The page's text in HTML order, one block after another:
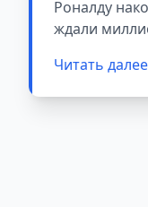
Роналду
ждали
сделал
Читать